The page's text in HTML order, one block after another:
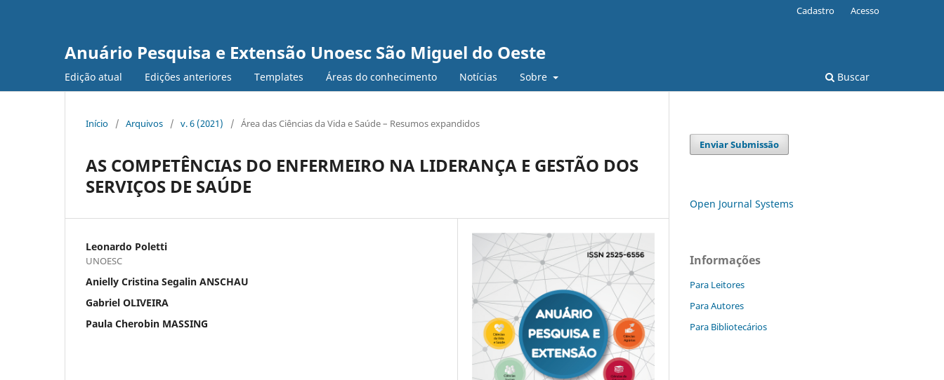
Anuário Pesquisa e Extensão Unoesc São Miguel do Oeste
Edição atual Edições anteriores Templates Áreas do conhecimento Notícias Sobre Buscar
Cadastro Acesso
Início / Arquivos / v. 6 (2021) / Área das Ciências da Vida e Saúde – Resumos expandidos
AS COMPETÊNCIAS DO ENFERMEIRO NA LIDERANÇA E GESTÃO DOS
SERVIÇOS DE SAÚDE
Leonardo Poletti
UNOESC
Anielly Cristina Segalin ANSCHAU
Gabriel OLIVEIRA
Paula Cherobin MASSING
Enviar Submissão
Open Journal Systems
Informações
Para Leitores
Para Autores
Para Bibliotecários